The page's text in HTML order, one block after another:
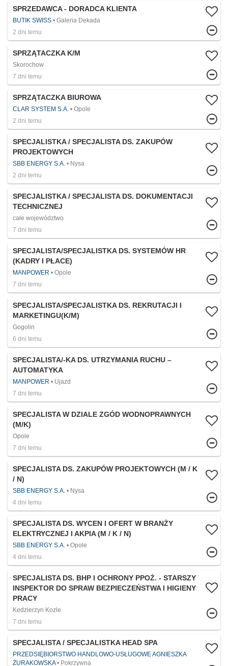
SPRZEDAWCA - DORADCA KLIENTA
BUTIK SWISS
Galeria Dekada
2 dni temu
SPRZĄTACZKA K/M
Skorochow
7 dni temu
SPRZĄTACZKA BIUROWA
CLAR SYSTEM S.A.
Opole
2 dni temu
SPECJALISTKA / SPECJALISTA DS. ZAKUPÓW
PROJEKTOWYCH
SBB ENERGY S.A.
Nysa
2 dni temu
SPECJALISTKA / SPECJALISTA DS. DOKUMENTACJI
TECHNICZNEJ
całe województwo
7 dni temu
SPECJALISTA/SPECJALISTKA DS. SYSTEMÓW HR
(KADRY I PŁACE)
MANPOWER
Opole
7 dni temu
SPECJALISTA/SPECJALISTKA DS. REKRUTACJI I
MARKETINGU(K/M)
Gogolin
6 dni temu
SPECJALISTA/-KA DS. UTRZYMANIA RUCHU –
AUTOMATYKA
MANPOWER
Ujazd
7 dni temu
SPECJALISTA W DZIALE ZGÓD WODNOPRAWNYCH
(M/K)
Opole
7 dni temu
SPECJALISTA DS. ZAKUPÓW PROJEKTOWYCH (M / K
/ N)
SBB ENERGY S.A.
Nysa
4 dni temu
SPECJALISTA DS. WYCEN I OFERT W BRANŻY
ELEKTRYCZNEJ I AKPIA (M / K / N)
SBB ENERGY S.A.
Opole
4 dni temu
SPECJALISTA DS. BHP I OCHRONY PPOŻ. - STARSZY
INSPEKTOR DO SPRAW BEZPIECZEŃSTWA I HIGIENY
PRACY
Kedzierzyn Kozle
7 dni temu
SPECJALISTA / SPECJALISTKA HEAD SPA
PRZEDSIĘBIORSTWO HANDLOWO-USŁUGOWE AGNIESZKA
ŻURAKOWSKA
Pokrzywna